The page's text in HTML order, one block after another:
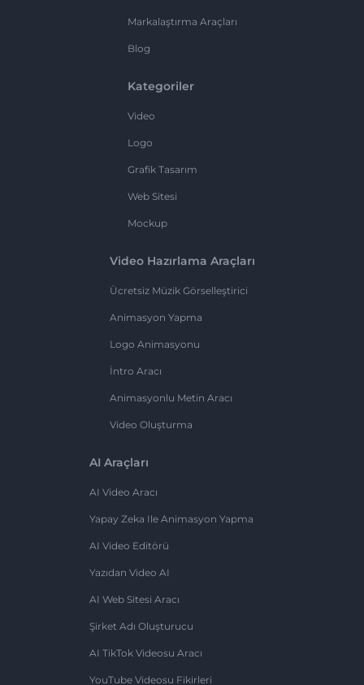
Markalaştırma Araçları
Blog
Kategoriler
Video
Logo
Grafik Tasarım
Web Sitesi
Mockup
Video Hazırlama Araçları
Ücretsiz Müzik Görselleştirici
Animasyon Yapma
Logo Animasyonu
İntro Aracı
Animasyonlu Metin Aracı
Video Oluşturma
AI Araçları
AI Video Aracı
Yapay Zeka Ile Animasyon Yapma
AI Video Editörü
Yazıdan Video AI
AI Web Sitesi Aracı
Şirket Adı Oluşturucu
AI TikTok Videosu Aracı
YouTube Videosu Fikirleri